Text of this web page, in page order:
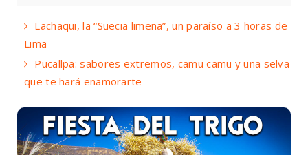
Lachaqui, la “Suecia limeña”, un paraíso a 3 horas de
Lima
Pucallpa: sabores extremos, camu camu y una selva
que te hará enamorarte